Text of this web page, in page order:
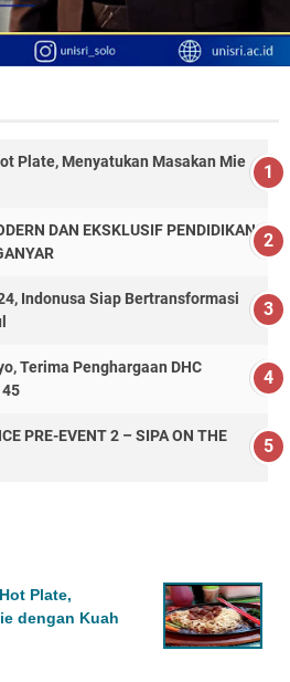
Plate, Menyatukan Masakan Mie
DAN EKSKLUSIF PENDIDIKAN
Indonusa Siap Bertransformasi
Terima Penghargaan DHC
PRE-EVENT 2 – SIPA ON THE
Plate,
dengan Kuah